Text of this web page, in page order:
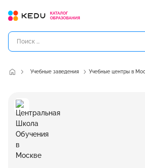
Учебные заведения Учебные центры в